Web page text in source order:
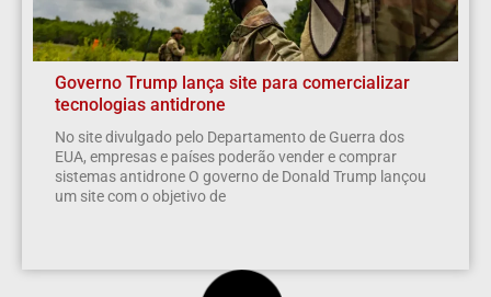
Governo Trump lança site para comercializar
tecnologias antidrone
No site divulgado pelo Departamento de Guerra dos
EUA, empresas e países poderão vender e comprar
sistemas antidrone O governo de Donald Trump lançou
um site com o objetivo de